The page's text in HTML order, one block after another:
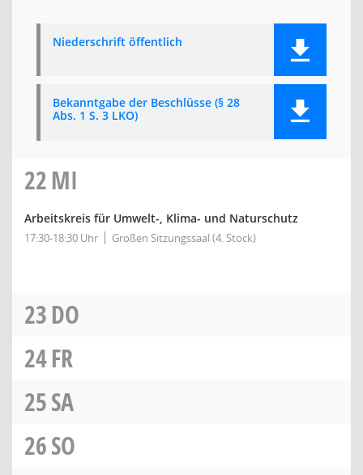
Niederschrift öffentlich
Bekanntgabe der Beschlüsse (§ 28
Abs. 1 S. 3 LKO)
22MI
Arbeitskreis für Umwelt-, Klima- und Naturschutz
17:30-18:30 Uhr Großen Sitzungssaal (4. Stock)
23DO
24FR
25SA
26SO